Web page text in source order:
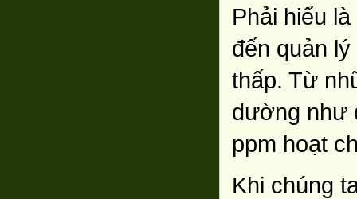
Phải hiểu
đến quản
thấp. Từ
dường như
ppm hoạt
Khi chúng